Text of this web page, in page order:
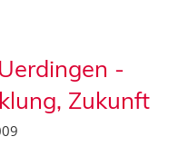
-
Zukunft